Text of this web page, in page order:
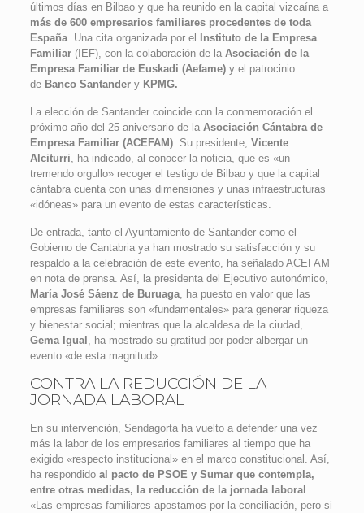
últimos días en Bilbao y que ha reunido en la capital vizcaína a
más de 600 empresarios familiares procedentes de toda
España. Una cita organizada por el
Instituto de la Empresa
Familiar(IEF), con la colaboración de la Asociación de la
Empresa Familiar de Euskadi (Aefame)y el patrocinio
de Banco Santandery KPMG.
La elección de Santander coincide con la conmemoración el
próximo año del 25 aniversario de la Asociación Cántabra de
Empresa Familiar (ACEFAM). Su presidente, Vicente
Alciturri, ha indicado, al conocer la noticia, que es «un
tremendo orgullo» recoger el testigo de Bilbao y que la capital
cántabra cuenta con unas dimensiones y unas infraestructuras
«idóneas» para un evento de estas características.
De entrada, tanto el Ayuntamiento de Santander como el
Gobierno de Cantabria ya han mostrado su satisfacción y su
respaldo a la celebración de este evento, ha señalado ACEFAM
en nota de prensa. Así, la presidenta del Ejecutivo autonómico,
María José Sáenz de Buruaga, ha puesto en valor que las
empresas familiares son «fundamentales» para generar riqueza
y bienestar social; mientras que la alcaldesa de la ciudad,
Gema Igual , ha mostrado su gratitud por poder albergar un
evento «de esta magnitud».
CONTRA LA REDUCCIÓN DE LA
JORNADA LABORAL
En su intervención, Sendagorta ha vuelto a defender una vez
más la labor de los empresarios familiares al tiempo que ha
exigido «respecto institucional» en el marco constitucional. Así,
ha respondido al pacto de PSOE y Sumar que contempla,
entre otras medidas, la reducción de la jornada laboral .
«Las empresas familiares apostamos por la conciliación, pero si